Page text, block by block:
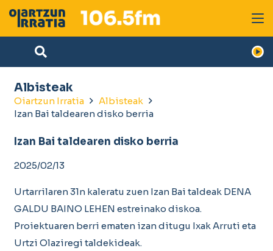
Albisteak
Oiartzun Irratia
Albisteak
Izan Bai taldearen disko berria
Izan Bai taldearen disko berria
2025/02/13
Urtarrilaren 31n kaleratu zuen Izan Bai taldeak DENA
GALDU BAINO LEHEN estreinako diskoa.
Proiektuaren berri ematen izan ditugu Ixak Arruti eta
Urtzi Olaziregi taldekideak.